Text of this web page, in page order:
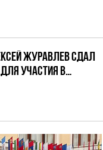
ЖУРАВЛЕВ СДАЛ
УЧАСТИЯ В
ОДНОМАНДАТНОМУ